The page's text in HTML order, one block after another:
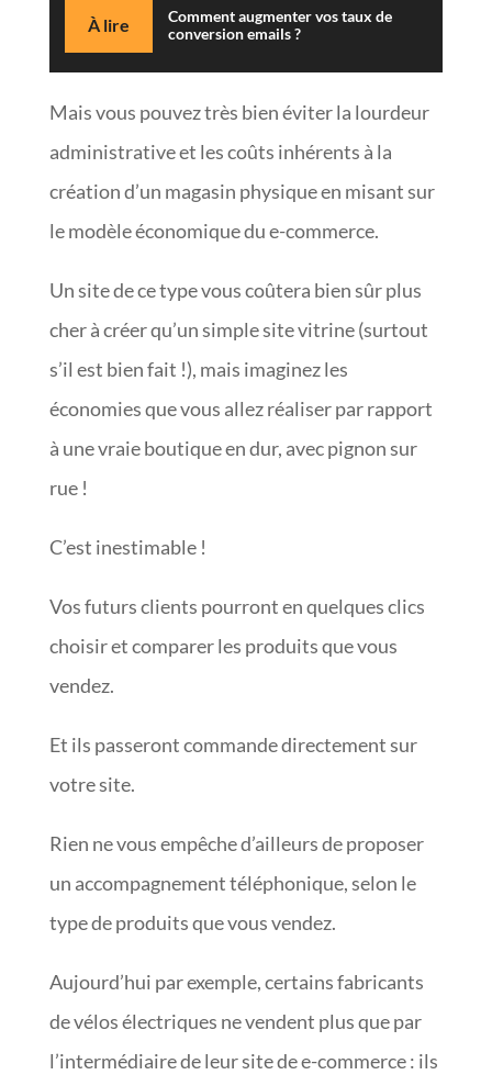
À lire
Comment augmenter vos taux de
conversion emails ?
Mais vous pouvez très bien éviter la lourdeur
administrative et les coûts inhérents à la
création d’un magasin physique en misant sur
le modèle économique du e-commerce.
Un site de ce type vous coûtera bien sûr plus
cher à créer qu’un simple site vitrine (surtout
s’il est bien fait !), mais imaginez les
économies que vous allez réaliser par rapport
à une vraie boutique en dur, avec pignon sur
rue !
C’est inestimable !
Vos futurs clients pourront en quelques clics
choisir et comparer les produits que vous
vendez.
Et ils passeront commande directement sur
votre site.
Rien ne vous empêche d’ailleurs de proposer
un accompagnement téléphonique, selon le
type de produits que vous vendez.
Aujourd’hui par exemple, certains fabricants
de vélos électriques ne vendent plus que par
l’intermédiaire de leur site de e-commerce : ils